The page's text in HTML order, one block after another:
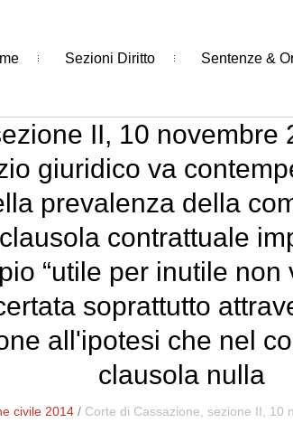
Sezioni Diritto Sentenze &
II, 10 novembre
giuridico va
prevalenza della
contrattuale
“utile per inutile
soprattutto
all'ipotesi che nel
clausola nulla
civile 2014 / Corte di Cassazione, sezione II, 10